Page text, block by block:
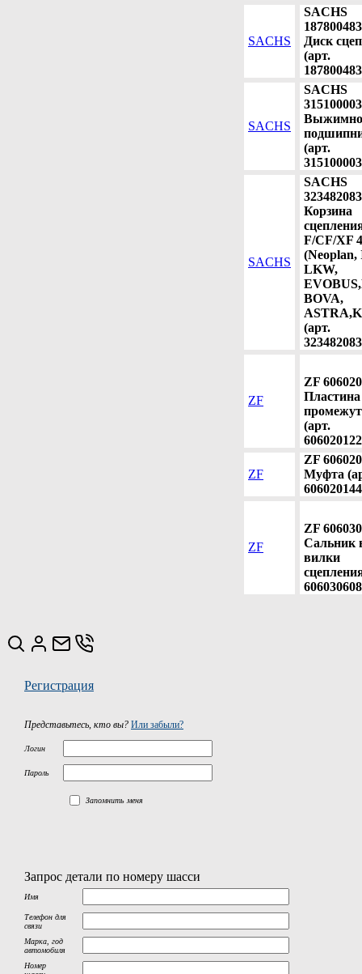
SACHS
SACHS
Диск
(арт.
SACHS
SACHS
(арт.
SACHS
SACHS
Корзина
F/CF/XF
(Neoplan,
LKW,
BOVA,
(арт.
ZF
ZF
Пластина
(арт.
ZF
ZF
Муфта
ZF
ZF
Сальник
вилки
Регистрация
Представьтесь, кто вы? Или забыли?
Логин
Пароль
Запомнить меня
Запрос детали по номеру шасси
Имя
Телефон для
связи
Марка, год
автомобиля
Номер